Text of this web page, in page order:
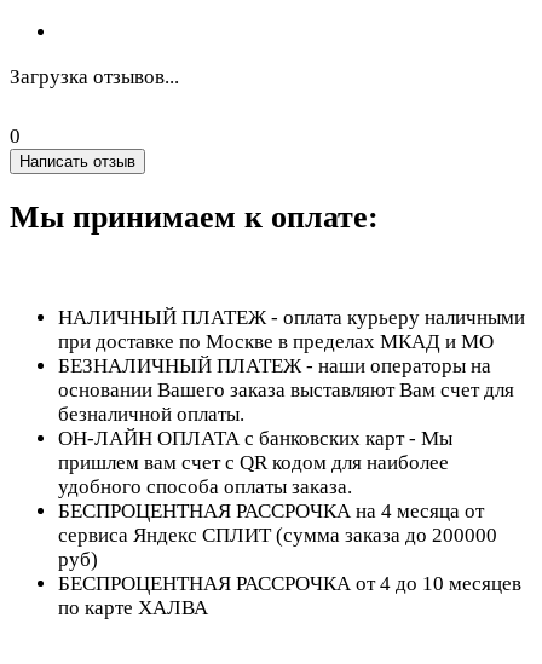
Загрузка отзывов...
0
Написать отзыв
Мы принимаем к оплате:
НАЛИЧНЫЙ ПЛАТЕЖ - оплата курьеру наличными
при доставке по Москве в пределах МКАД и МО
БЕЗНАЛИЧНЫЙ ПЛАТЕЖ - наши операторы на
основании Вашего заказа выставляют Вам счет для
безналичной оплаты.
ОН-ЛАЙН ОПЛАТА с банковских карт - Мы
пришлем вам счет с QR кодом для наиболее
удобного способа оплаты заказа.
БЕСПРОЦЕНТНАЯ РАССРОЧКА на 4 месяца от
сервиса Яндекс СПЛИТ (сумма заказа до 200000
руб)
БЕСПРОЦЕНТНАЯ РАССРОЧКА от 4 до 10 месяцев
по карте ХАЛВА